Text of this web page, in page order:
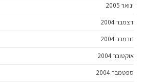
ינואר 2005
דצמבר 2004
נובמבר 2004
אוקטובר 2004
ספטמבר 2004